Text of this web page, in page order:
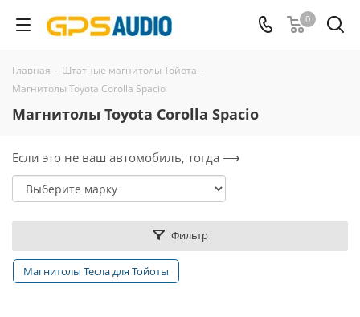
0
Главная - Штатные магнитолы Тойота -
Магнитолы Toyota Corolla Spacio
Магнитолы Toyota Corolla Spacio
Если это не ваш автомобиль, тогда ⟶
Фильтр
Магнитолы Тесла для Тойоты